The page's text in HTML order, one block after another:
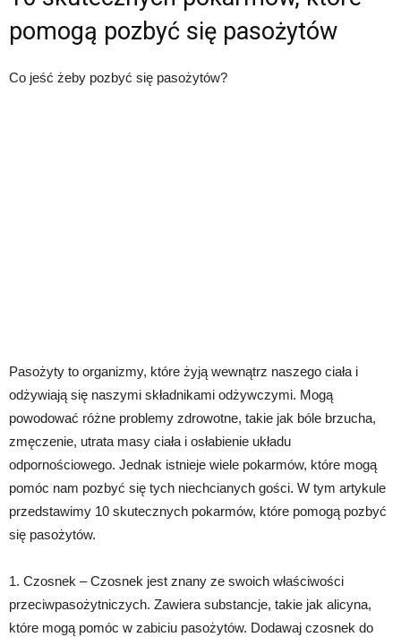
pomogą pozbyć się pasożytów
Co jeść żeby pozbyć się pasożytów?
Pasożyty to organizmy, które żyją wewnątrz naszego ciała i
odżywiają się naszymi składnikami odżywczymi. Mogą
powodować różne problemy zdrowotne, takie jak bóle brzucha,
zmęczenie, utrata masy ciała i osłabienie układu
odpornościowego. Jednak istnieje wiele pokarmów, które mogą
pomóc nam pozbyć się tych niechcianych gości. W tym artykule
przedstawimy 10 skutecznych pokarmów, które pomogą pozbyć
się pasożytów.
1. Czosnek – Czosnek jest znany ze swoich właściwości
przeciwpasożytniczych. Zawiera substancje, takie jak alicyna,
które mogą pomóc w zabiciu pasożytów. Dodawaj czosnek do